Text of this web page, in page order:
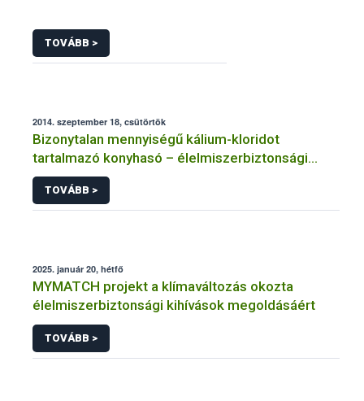
TOVÁBB >
2014. szeptember 18, csütörtök
Bizonytalan mennyiségű kálium-kloridot
tartalmazó konyhasó – élelmiszerbiztonsági
vonatkozások
TOVÁBB >
2025. január 20, hétfő
MYMATCH projekt a klímaváltozás okozta
élelmiszerbiztonsági kihívások megoldásáért
TOVÁBB >